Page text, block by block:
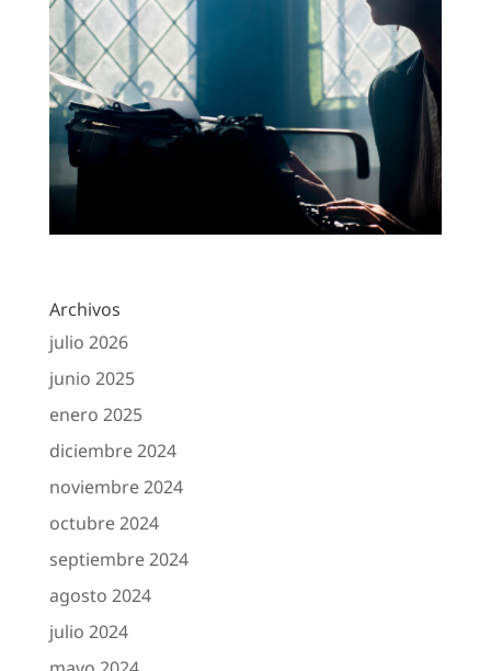
Archivos
julio 2026
junio 2025
enero 2025
diciembre 2024
noviembre 2024
octubre 2024
septiembre 2024
agosto 2024
julio 2024